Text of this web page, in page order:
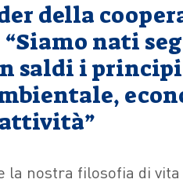
della
nati
saldi i
la nostra filosofia di